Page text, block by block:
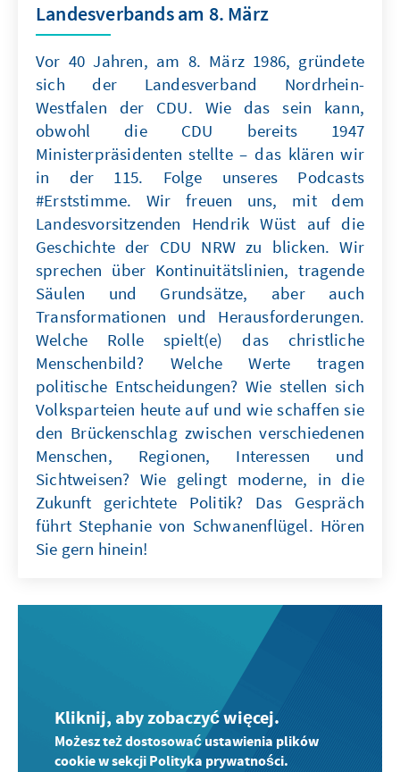
Landesverbands am 8. März
Vor 40 Jahren, am 8. März 1986, gründete
sich der Landesverband Nordrhein-
Westfalen der CDU. Wie das sein kann,
obwohl die CDU bereits 1947
Ministerpräsidenten stellte – das klären wir
in der 115. Folge unseres Podcasts
#Erststimme. Wir freuen uns, mit dem
Landesvorsitzenden Hendrik Wüst auf die
Geschichte der CDU NRW zu blicken. Wir
sprechen über Kontinuitätslinien, tragende
Säulen und Grundsätze, aber auch
Transformationen und Herausforderungen.
Welche Rolle spielt(e) das christliche
Menschenbild? Welche Werte tragen
politische Entscheidungen? Wie stellen sich
Volksparteien heute auf und wie schaffen sie
den Brückenschlag zwischen verschiedenen
Menschen, Regionen, Interessen und
Sichtweisen? Wie gelingt moderne, in die
Zukunft gerichtete Politik? Das Gespräch
führt Stephanie von Schwanenflügel. Hören
Sie gern hinein!
Kliknij, aby zobaczyć więcej.
Możesz też dostosować ustawienia plików
cookie w sekcji Polityka prywatności.